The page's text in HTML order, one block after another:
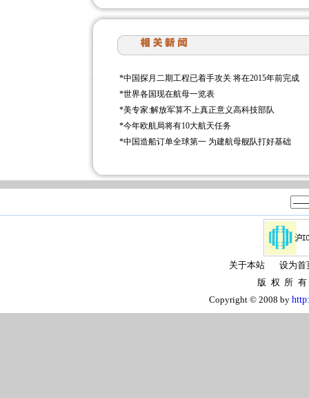
*中国探月二期工程已着手攻关 将在2015年前完成
*世界各国现在航母一览表
*美专家:解放军算不上真正意义高科技部队
*今年欧航局将有10大航天任务
*中国造船订单全球第一 为建航母舰队打好基础